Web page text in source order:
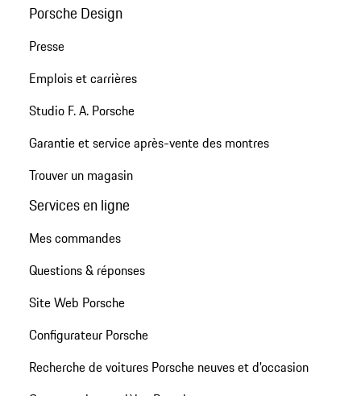
Porsche Design
Presse
Emplois et carrières
Studio F. A. Porsche
Garantie et service après-vente des montres
Trouver un magasin
Services en ligne
Mes commandes
Questions & réponses
Site Web Porsche
Configurateur Porsche
Recherche de voitures Porsche neuves et d'occasion